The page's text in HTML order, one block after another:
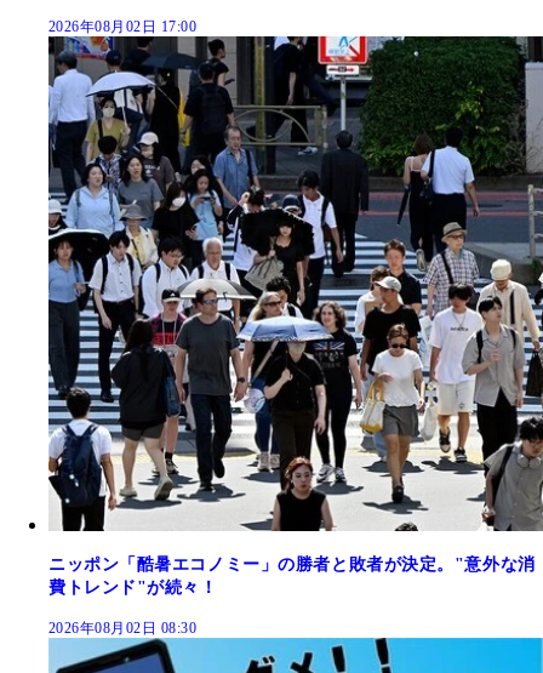
2026年08月02日 17:00
ニッポン「酷暑エコノミー」の勝者と敗者が決定。"意外な消
費トレンド"が続々！
2026年08月02日 08:30